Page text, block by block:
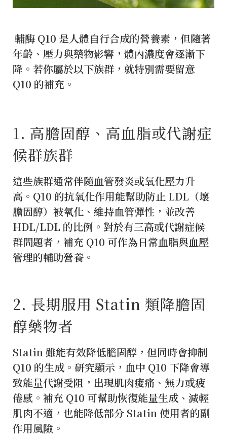
輔酶 Q10 是人體自行合成的營養素，但隨著
年齡、壓力與藥物影響，體內濃度會逐漸下
降。若你屬於以下族群，就特別需要留意
Q10 的補充。
1️. 高膽固醇、高血脂或代謝症
候群族群
這些族群通常伴隨血管發炎或氧化壓力升
高。Q10 的抗氧化作用能幫助防止 LDL（壞
膽固醇）被氧化、維持血管彈性，並改善
HDL/LDL 的比例。對於有三高或代謝症候
群問題者，補充 Q10 可作為日常血脂與血壓
管理的輔助營養。
2️. 長期服用 Statin 類降膽固
醇藥物者
Statin 雖能有效降低膽固醇，但同時會抑制
Q10 的生成。研究顯示，血中 Q10 下降會導
致能量代謝受阻，出現肌肉痠痛、無力或疲
倦感。補充 Q10 可幫助恢復能量生成、減輕
肌肉不適，也能降低部分 Statin 使用者的副
作用風險。